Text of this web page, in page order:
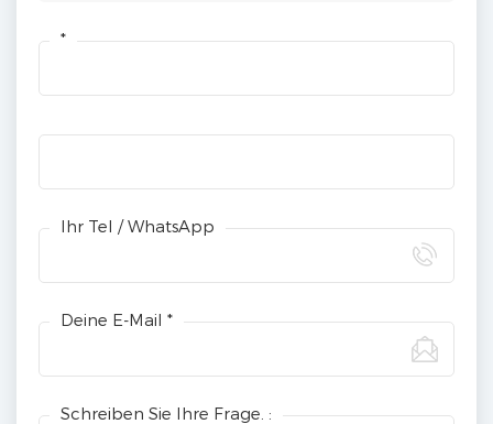
*
Ihr Tel / WhatsApp
Deine E-Mail *
Schreiben Sie Ihre Frage. :